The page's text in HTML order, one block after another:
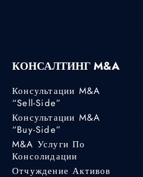
КОНСАЛТИНГ M&A
Консультации M&A
“Sell-Side”
Консультации M&A
“Buy-Side”
M&A Услуги По
Консолидации
Отчуждение Активов